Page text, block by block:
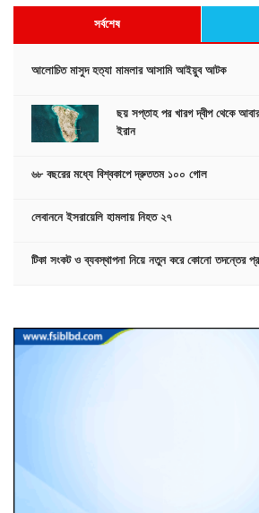
সর্বশেষ
আলোচিত মাসুদ হত্যা মামলার আসামি আইয়ুব আটক
ছয় সপ্তাহ পর খারগ দ্বীপ থেকে
ইরান
৬৮ বছরের মধ্যে বিশ্বকাপে দ্রুততম ১০০ গোল
লেবাননে ইসরায়েলি হামলায় নিহত ২৭
টিকা সংকট ও ব্যবস্থাপনা নিয়ে নতুন করে কোনো তদন্তের